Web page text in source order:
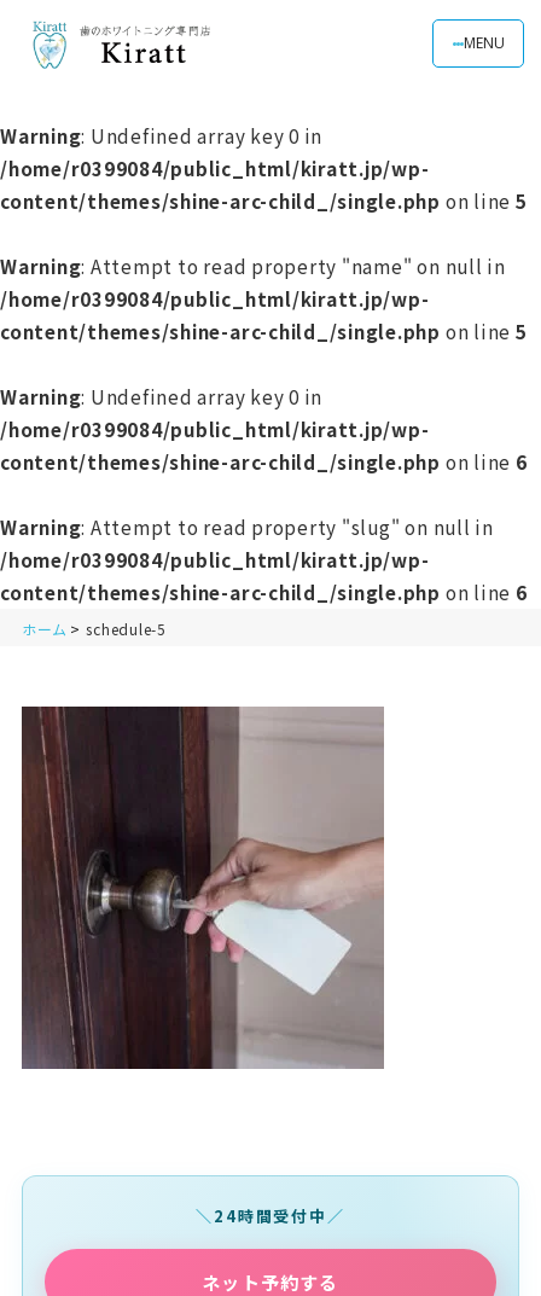
MENU
Warning: Undefined array key 0 in
/home/r0399084/public_html/kiratt.jp/wp-
content/themes/shine-arc-child_/single.php on line 5
Warning: Attempt to read property "name" on null in
/home/r0399084/public_html/kiratt.jp/wp-
content/themes/shine-arc-child_/single.php on line 5
Warning: Undefined array key 0 in
/home/r0399084/public_html/kiratt.jp/wp-
content/themes/shine-arc-child_/single.php on line 6
Warning: Attempt to read property "slug" on null in
/home/r0399084/public_html/kiratt.jp/wp-
content/themes/shine-arc-child_/single.php on line 6
ホーム schedule-5
24時間受付中
ネット予約する